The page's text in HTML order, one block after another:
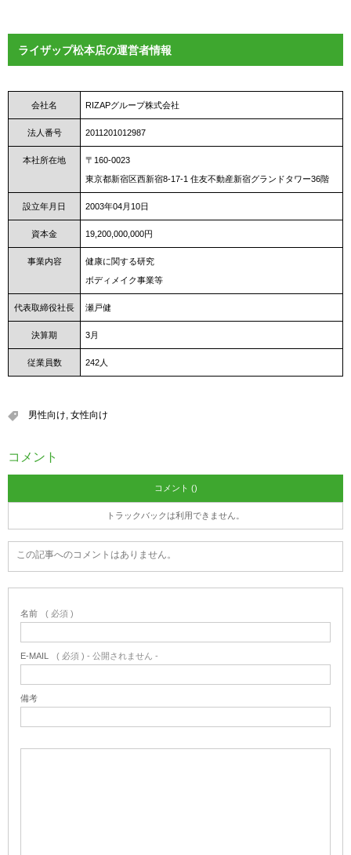
ライザップ松本店の運営者情報
会社名 RIZAPグループ株式会社
法人番号 2011201012987
本社所在地
〒160-0023
東京都新宿区西新宿8-17-1 住友不動産新宿グランドタワー36階
設立年月日 2003年04月10日
資本金 19,200,000,000円
事業内容
健康に関する研究
ボディメイク事業等
代表取締役社長 瀬戸健
決算期 3月
従業員数 242人
男性向け, 女性向け
コメント
コメント ()
トラックバックは利用できません。
この記事へのコメントはありません。
名前 ( 必須 )
E-MAIL ( 必須 ) - 公開されません -
備考